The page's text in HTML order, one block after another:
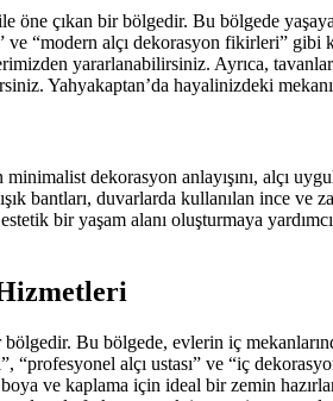
öne çıkan bir bölgedir. Bu bölgede
ve “modern alçı dekorasyon fikirleri”
yararlanabilirsiniz. Ayrıca,
Yahyakaptan’da hayalinizdeki
dekorasyon anlayışını, alçı
bantları, duvarlarda kullanılan ince ve
bir yaşam alanı oluşturmaya
Bu bölgede, evlerin iç
“profesyonel alçı ustası” ve “iç
ve kaplama için ideal bir zemin